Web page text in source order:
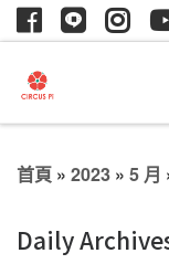
首頁 » 2023 » 5 月
Daily